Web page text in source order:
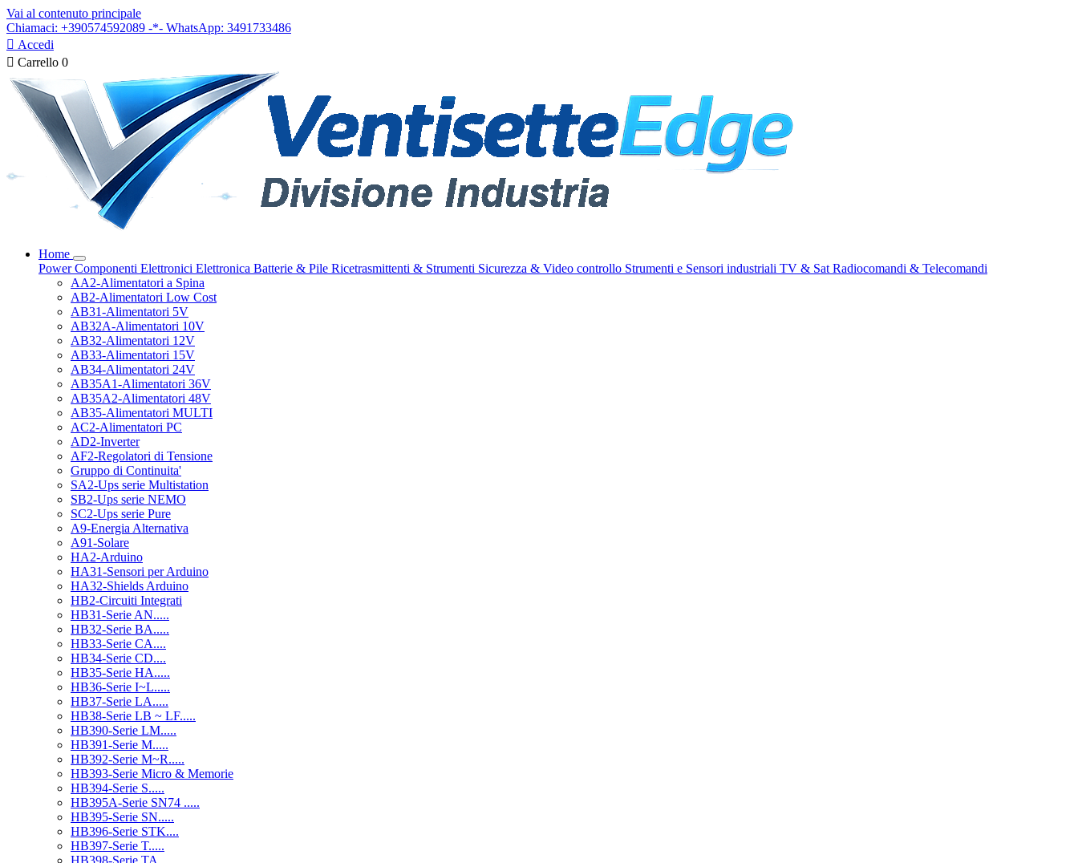
Vai al contenuto principale
Chiamaci: +390574592089 -*- WhatsApp: 3491733486
 Accedi
 Carrello 0
Home
PowerComponenti Elettronici Elettronica Batterie & Pile Ricetrasmittenti & Strumenti Sicurezza & Video controllo Strumenti e Sensori industriali TV & Sat Radiocomandi & Telecomandi
AA2-Alimentatori a Spina
AB2-Alimentatori Low Cost
AB31-Alimentatori 5V
AB32A-Alimentatori 10V
AB32-Alimentatori 12V
AB33-Alimentatori 15V
AB34-Alimentatori 24V
AB35A1-Alimentatori 36V
AB35A2-Alimentatori 48V
AB35-Alimentatori MULTI
AC2-Alimentatori PC
AD2-Inverter
AF2-Regolatori di Tensione
Gruppo di Continuita'
SA2-Ups serie Multistation
SB2-Ups serie NEMO
SC2-Ups serie Pure
A9-Energia Alternativa
A91-Solare
HA2-Arduino
HA31-Sensori per Arduino
HA32-Shields Arduino
HB2-Circuiti Integrati
HB31-Serie AN.....
HB32-Serie BA.....
HB33-Serie CA....
HB34-Serie CD....
HB35-Serie HA.....
HB36-Serie I~L.....
HB37-Serie LA.....
HB38-Serie LB ~ LF.....
HB390-Serie LM.....
HB391-Serie M.....
HB392-Serie M~R.....
HB393-Serie Micro & Memorie
HB394-Serie S.....
HB395A-Serie SN74 .....
HB395-Serie SN.....
HB396-Serie STK....
HB397-Serie T.....
HB398-Serie TA.....